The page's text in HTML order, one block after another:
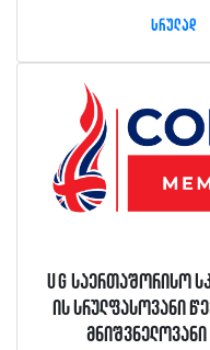
სრულად
UG საერთაშორისო
ის სრულფასოვანი
მნიშვნელოვანი